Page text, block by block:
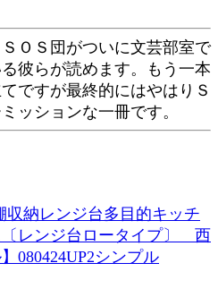
ＯＳ団がついに文芸部室で
彼らが読めます。もう一本
ですが最終的にはやはりＳ
ッションな一冊です。
収納レンジ台多目的キッチ
〔レンジ台ロータイプ〕 西
080424UP2シンプル